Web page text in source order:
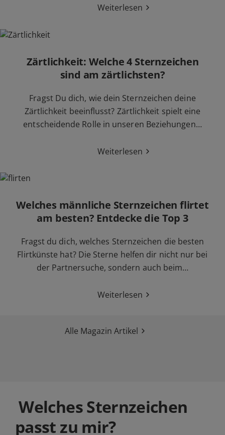
Weiterlesen
Zärtlichkeit: Welche 4 Sternzeichen
sind am zärtlichsten?
Fragst Du dich, wie dein Sternzeichen deine
Zärtlichkeit beeinflusst? Zärtlichkeit spielt eine
entscheidende Rolle in unseren Beziehungen…
Weiterlesen
Welches männliche Sternzeichen flirtet
am besten? Entdecke die Top 3
Fragst du dich, welches Sternzeichen die besten
Flirtkünste hat? Die Sterne helfen dir nicht nur bei
der Partnersuche, sondern auch beim…
Weiterlesen
Alle Magazin Artikel
Welches Sternzeichen
passt zu mir?